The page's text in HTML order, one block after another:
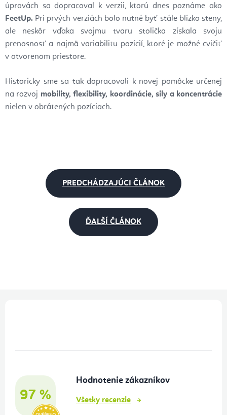
úpravách sa dopracoval k verzii, ktorú dnes poznáme ako
FeetUp. Pri prvých verziách bolo nutné byť stále blízko steny,
ale neskôr vďaka svojmu tvaru stolička získala svoju
prenosnosť a najmä variabilitu pozícií, ktoré je možné cvičiť
v otvorenom priestore.
Historicky sme sa tak dopracovali k novej pomôcke určenej
na rozvoj mobility, flexibility, koordinácie, sily a koncentrácie
nielen v obrátených pozíciach.
PREDCHÁDZAJÚCI ČLÁNOK
ĎALŠÍ ČLÁNOK
97 %
Hodnotenie zákazníkov
Všetky recenzie